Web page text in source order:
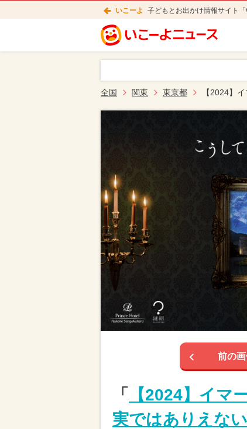
いこーよ 子どもとお出かけ情報サイト
全国 関東 東京都 【2024】
前の
「
【2024】イ
実ではありえな